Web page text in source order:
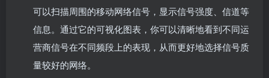
可以扫描周围的移动网络信号，显示信号强度、信道等
信息。通过它的可视化图表，你可以清晰地看到不同运
营商信号在不同频段上的表现，从而更好地选择信号质
量较好的网络。